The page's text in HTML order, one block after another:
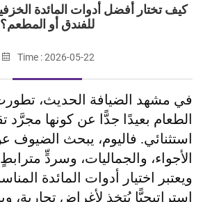
كيف تختار أفضل أدوات المائدة
للفندق أو المطعم؟
Time : 2026-05-22
في مشهد الضيافة الحديث،
الطعام بعيدًا جدًّا عن كونها مجرَّد
استثنائي. فاليوم، يبحث الضيوف
الأجواء، والجماليات، وسردٍّ
ويعتبر اختيار أدوات المائدة
استراتيجيًّا يُتخذ لأغراض تجارية،